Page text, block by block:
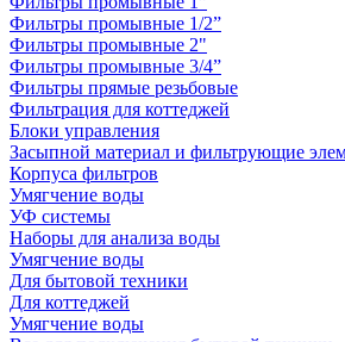
Фильтры промывные 1/2”
Фильтры промывные 2"
Фильтры промывные 3/4”
Фильтры прямые резьбовые
Фильтрация для коттеджей
Блоки управления
Засыпной материал и фильтрующие
Корпуса фильтров
Умягчение воды
УФ системы
Наборы для анализа воды
Умягчение воды
Для бытовой техники
Для коттеджей
Умягчение воды